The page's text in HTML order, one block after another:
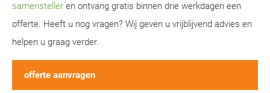
samensteller en ontvang gratis binnen drie werkdagen een
offerte. Heeft u nog vragen? Wij geven u vrijblijvend advies en
helpen u graag verder.
offerte aanvragen